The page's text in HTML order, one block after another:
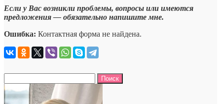
Если у Вас возникли проблемы, вопросы или имеются
предложения — обязательно напишите мне.
Ошибка: Контактная форма не найдена.